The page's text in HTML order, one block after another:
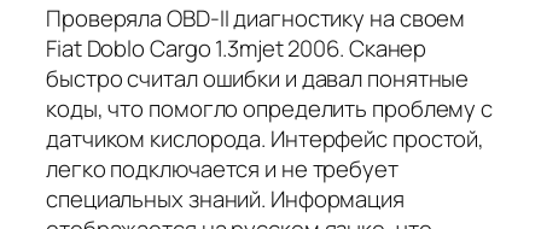
Проверяла OBD-II диагностику на своем
Fiat Doblo Cargo 1.3mjet 2006. Сканер
быстро считал ошибки и давал понятные
коды, что помогло определить проблему с
датчиком кислорода. Интерфейс простой,
легко подключается и не требует
специальных знаний. Информация